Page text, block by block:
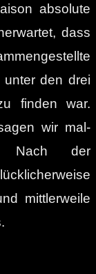
absolute
dass
den drei
finden war.
wir mal-
Nach der
mittlerweile